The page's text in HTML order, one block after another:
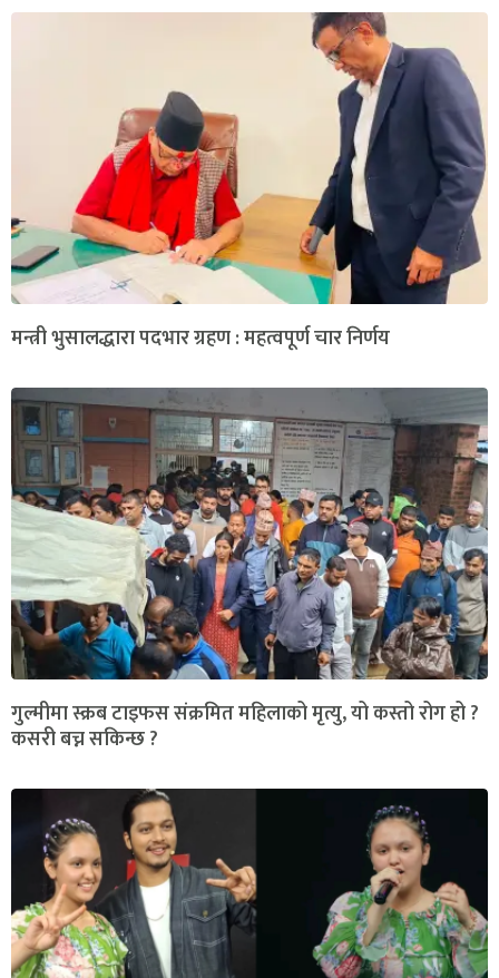
मन्त्री भुसालद्धारा पदभार ग्रहण : महत्वपूर्ण चार निर्णय
गुल्मीमा स्क्रब टाइफस संक्रमित महिलाको मृत्यु, यो कस्तो रोग हो ?
कसरी बच्न सकिन्छ ?